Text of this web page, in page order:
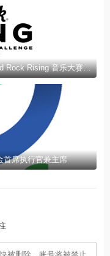
Hard Rock Cafe 与 Coca-Cola® 推出 Hard Rock Rising 音乐大赛 | Hard Rock Cafe 和 Coca-Cola® 推出 Hard Rock Rising 音乐大赛
首席执行官兼主席